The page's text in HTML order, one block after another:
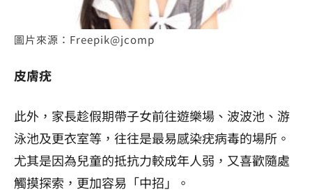
圖片來源：Freepik@jcomp
皮膚疣
此外，家長趁假期帶子女前往遊樂場、波波池、游
泳池及更衣室等，往往是最易感染疣病毒的場所。
尤其是因為兒童的抵抗力較成年人弱，又喜歡隨處
觸摸探索，更加容易「中招」。